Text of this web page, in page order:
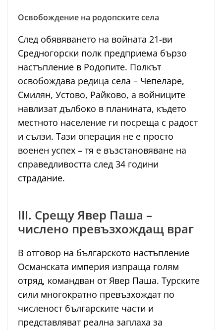
Освобождение на родопските села
След обявяването на войната 21-ви
Средногорски полк предприема бързо
настъпление в Родопите. Полкът
освобождава редица села – Чепеларе,
Смилян, Устово, Райково, а войниците
навлизат дълбоко в планината, където
местното население ги посреща с радост
и сълзи. Тази операция не е просто
военен успех – тя е възстановяване на
справедливостта след 34 години
страдание.
III. Срещу Явер Паша –
числено превъзхождащ враг
В отговор на българското настъпление
Османската империя изпраща голям
отряд, командван от Явер Паша. Турските
сили многократно превъзхождат по
численост българските части и
представляват реална заплаха за